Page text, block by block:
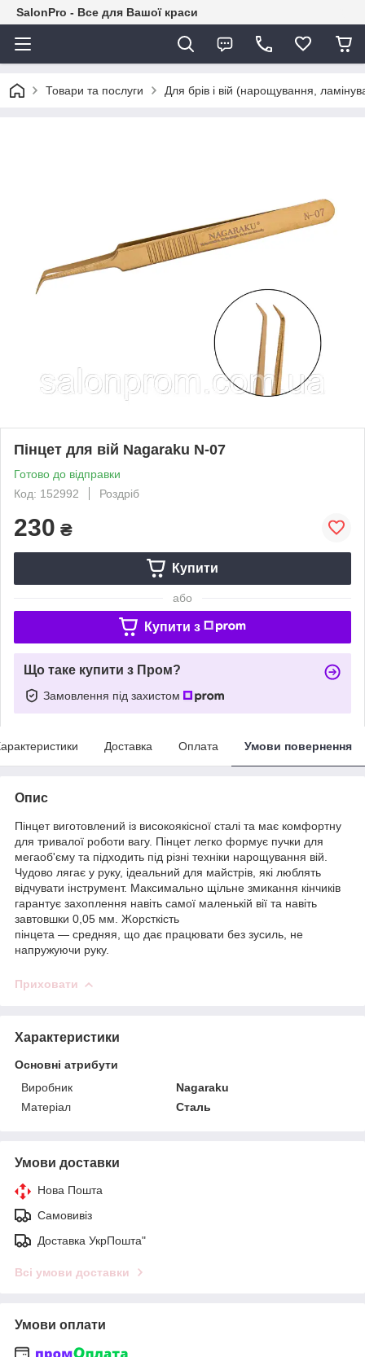
SalonPro - Все для Вашої краси
Товари та послуги Для брів і вій (нарощування,
Пінцет для вій Nagaraku N-07
Готово до відправки
Код: 152992
Роздріб
230 ₴
Купити
або
Купити з
Що таке купити з Пром?
Замовлення під захистом
Доставка Оплата Умови повернення
Опис
Пінцет виготовлений із високоякісної сталі та має комфортну
для тривалої роботи вагу. Пінцет легко формує пучки для
мегаоб'єму та підходить під різні техніки нарощування вій.
Чудово лягає у руку, ідеальний для майстрів, які люблять
відчувати інструмент. Максимально щільне змикання кінчиків
гарантує захоплення навіть самої маленькій вії та навіть
завтовшки 0,05 мм. Жорсткість
пінцета — средняя, що дає працювати без зусиль, не
напружуючи руку.
Приховати
Характеристики
Основні атрибути
Виробник
Nagaraku
Матеріал
Сталь
Умови доставки
Нова Пошта
Самовивіз
Доставка УкрПошта"
Всі умови доставки
Умови оплати